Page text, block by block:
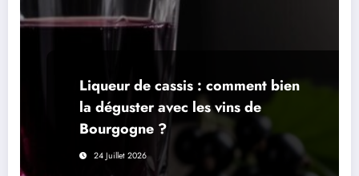
Liqueur de cassis : comment bien
la déguster avec les vins de
Bourgogne ?
24 Juillet 2026